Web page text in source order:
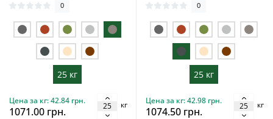
0
25 кг
Цена за кг: 42.84 грн.
1071.00 грн.
кг
0
25 кг
Цена за кг: 42.98 грн.
1074.50 грн.
кг